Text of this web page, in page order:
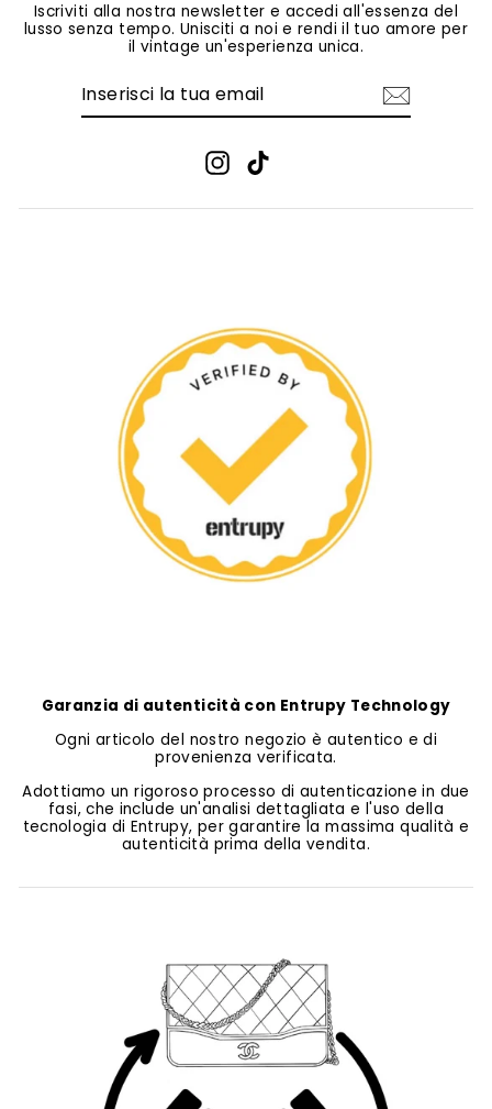
Iscriviti alla nostra newsletter e accedi all'essenza del
lusso senza tempo. Unisciti a noi e rendi il tuo amore per
il vintage un'esperienza unica.
Instagram
Garanzia di autenticità con Entrupy Technology
Ogni articolo del nostro negozio è autentico e di
provenienza verificata.
Adottiamo un rigoroso processo di autenticazione in due
fasi, che include un'analisi dettagliata e l'uso della
tecnologia di Entrupy, per garantire la massima qualità e
autenticità prima della vendita.